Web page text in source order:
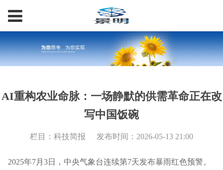
AI重构农业命脉：一场静默的供需革命正在改
写中国饭碗
栏目：科技简报 发布时间：2026-05-13 21:00
2025年7月3日，中央气象台连续第7天发布暴雨红色预警。